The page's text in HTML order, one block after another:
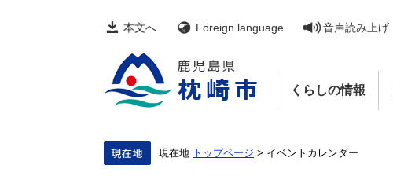
本文へ Foreign language 音声読み上げ
くらしの情報
現在地 トップページ > イベントカレンダー